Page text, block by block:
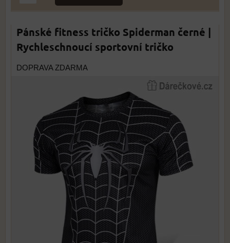
Pánské fitness tričko Spiderman černé |
Rychleschnoucí sportovní tričko
DOPRAVA ZDARMA